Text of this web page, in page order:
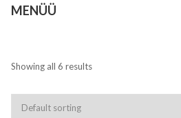
MENÜÜ
Showing all 6 results